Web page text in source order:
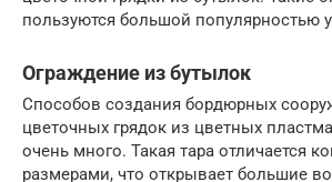
пользуются большой популярностью
Ограждение из бутылок
Способов создания бордюрных
цветочных грядок из цветных
очень много. Такая тара отличается
размерами, что открывает большие